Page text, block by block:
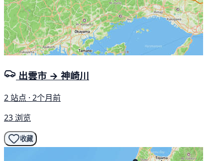
出雲市 → 神崎川
2 站点 · 2个月前
23 浏览
收藏